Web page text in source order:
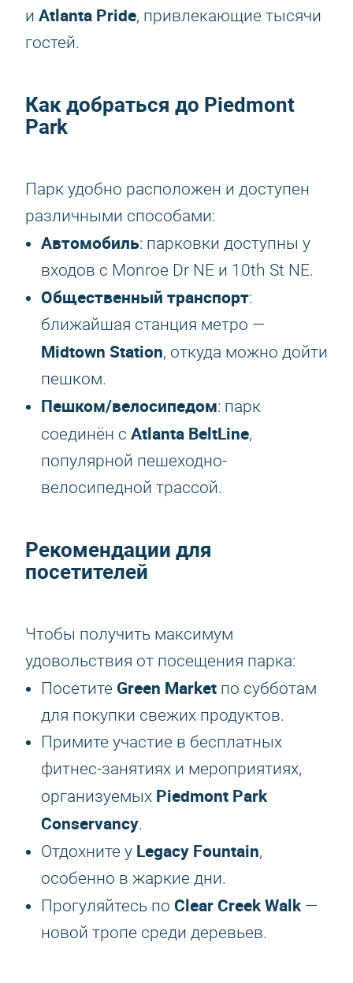
и Atlanta Pride, привлекающие тысячи
гостей.
Как добраться до Piedmont
Park
Парк удобно расположен и доступен
различными способами:
Автомобиль: парковки доступны у
входов с Monroe Dr NE и 10th St NE.
Общественный транспорт:
ближайшая станция метро —
Midtown Station, откуда можно дойти
пешком.
Пешком/велосипедом: парк
соединён с Atlanta BeltLine,
популярной пешеходно-
велосипедной трассой.
Рекомендации для
посетителей
Чтобы получить максимум
удовольствия от посещения парка:
Посетите Green Market по субботам
для покупки свежих продуктов.
Примите участие в бесплатных
фитнес-занятиях и мероприятиях,
организуемых Piedmont Park
Conservancy.
Отдохните у Legacy Fountain,
особенно в жаркие дни.
Прогуляйтесь по Clear Creek Walk—
новой тропе среди деревьев.